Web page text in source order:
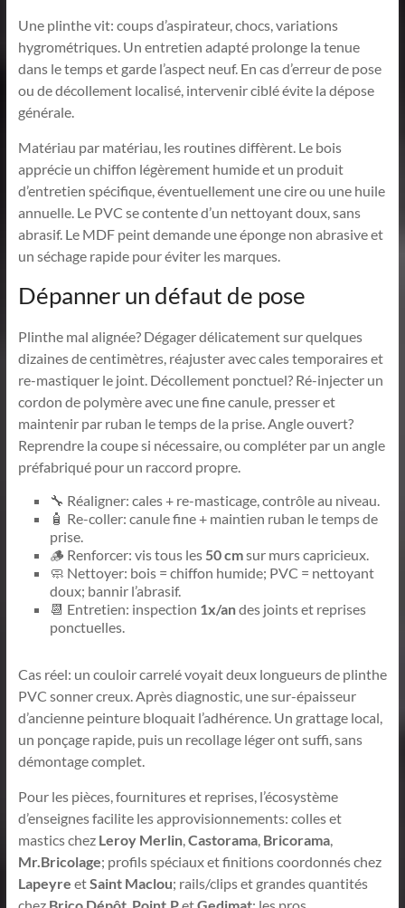
Une plinthe vit: coups d’aspirateur, chocs, variations
hygrométriques. Un entretien adapté prolonge la tenue
dans le temps et garde l’aspect neuf. En cas d’erreur de pose
ou de décollement localisé, intervenir ciblé évite la dépose
générale.
Matériau par matériau, les routines diffèrent. Le bois
apprécie un chiffon légèrement humide et un produit
d’entretien spécifique, éventuellement une cire ou une huile
annuelle. Le PVC se contente d’un nettoyant doux, sans
abrasif. Le MDF peint demande une éponge non abrasive et
un séchage rapide pour éviter les marques.
Dépanner un défaut de pose
Plinthe mal alignée? Dégager délicatement sur quelques
dizaines de centimètres, réajuster avec cales temporaires et
re-mastiquer le joint. Décollement ponctuel? Ré-injecter un
cordon de polymère avec une fine canule, presser et
maintenir par ruban le temps de la prise. Angle ouvert?
Reprendre la coupe si nécessaire, ou compléter par un angle
préfabriqué pour un raccord propre.
🔧 Réaligner: cales + re-masticage, contrôle au niveau.
🧴 Re-coller: canule fine + maintien ruban le temps de
prise.
🪵 Renforcer: vis tous les 50 cmsur murs capricieux.
🧼 Nettoyer: bois = chiffon humide; PVC = nettoyant
doux; bannir l’abrasif.
📆 Entretien: inspection 1x/andes joints et reprises
ponctuelles.
Cas réel: un couloir carrelé voyait deux longueurs de plinthe
PVC sonner creux. Après diagnostic, une sur-épaisseur
d’ancienne peinture bloquait l’adhérence. Un grattage local,
un ponçage rapide, puis un recollage léger ont suffi, sans
démontage complet.
Pour les pièces, fournitures et reprises, l’écosystème
d’enseignes facilite les approvisionnements: colles et
mastics chez Leroy Merlin,Castorama, Bricorama,
Mr.Bricolage; profils spéciaux et finitions coordonnés chez
Lapeyre etSaint Maclou; rails/clips et grandes quantités